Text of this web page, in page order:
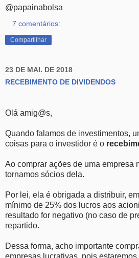
@papainabolsa
7 comentários:
Compartilhar
23 DE MAI. DE 2018
RECEBIMENTO DE DIVIDENDOS
Olá amig@s,
Quando falamos de investimentos,
coisas para o investidor é o
Ao comprar ações de uma empresa
tornamos sócios dela.
Por lei, ela é obrigada a distribuir,
mínimo de 25% dos lucros aos
resultado for negativo (no caso de
repartido.
Dessa forma, acho importante